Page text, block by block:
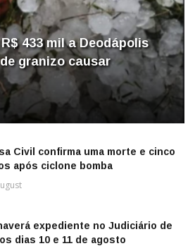
433 mil a Deodápolis
granizo causar
Civil confirma uma morte e cinco
após ciclone bomba
expediente no Judiciário de
dias 10 e 11 de agosto